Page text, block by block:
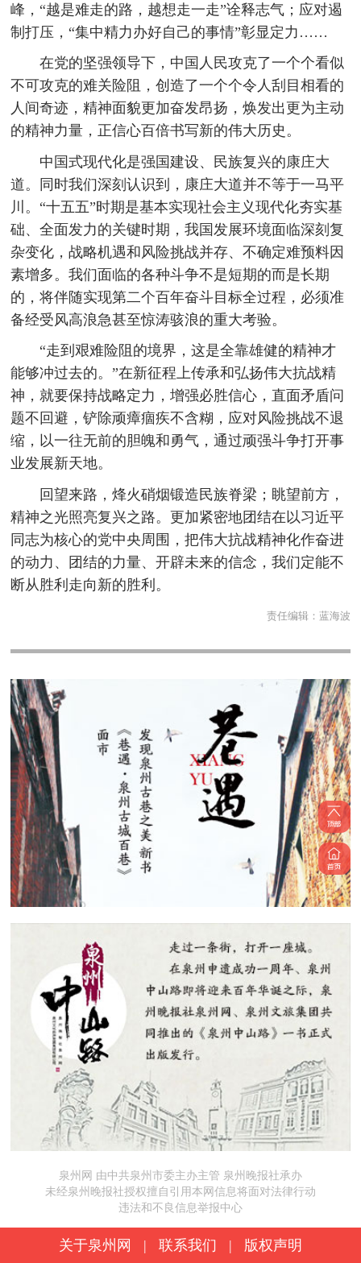
峰，“越是难走的路，越想走一走”诠释志气；应对遏
制打压，“集中精力办好自己的事情”彰显定力……
在党的坚强领导下，中国人民攻克了一个个看似
不可攻克的难关险阻，创造了一个个令人刮目相看的
人间奇迹，精神面貌更加奋发昂扬，焕发出更为主动
的精神力量，正信心百倍书写新的伟大历史。
中国式现代化是强国建设、民族复兴的康庄大
道。同时我们深刻认识到，康庄大道并不等于一马平
川。“十五五”时期是基本实现社会主义现代化夯实基
础、全面发力的关键时期，我国发展环境面临深刻复
杂变化，战略机遇和风险挑战并存、不确定难预料因
素增多。我们面临的各种斗争不是短期的而是长期
的，将伴随实现第二个百年奋斗目标全过程，必须准
备经受风高浪急甚至惊涛骇浪的重大考验。
“走到艰难险阻的境界，这是全靠雄健的精神才
能够冲过去的。”在新征程上传承和弘扬伟大抗战精
神，就要保持战略定力，增强必胜信心，直面矛盾问
题不回避，铲除顽瘴痼疾不含糊，应对风险挑战不退
缩，以一往无前的胆魄和勇气，通过顽强斗争打开事
业发展新天地。
回望来路，烽火硝烟锻造民族脊梁；眺望前方，
精神之光照亮复兴之路。更加紧密地团结在以习近平
同志为核心的党中央周围，把伟大抗战精神化作奋进
的动力、团结的力量、开辟未来的信念，我们定能不
断从胜利走向新的胜利。
责任编辑： 蓝海波
泉州网 由中共泉州市委主办主管 泉州晚报社承办
未经泉州晚报社授权擅自引用本网信息将面对法律行动
违法和不良信息举报中心
关于泉州网 | 联系我们 | 版权声明